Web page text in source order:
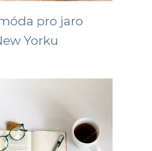
pro jaro
Yorku